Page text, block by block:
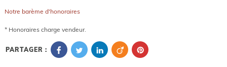
Notre barème d'honoraires
* Honoraires charge vendeur.
PARTAGER :